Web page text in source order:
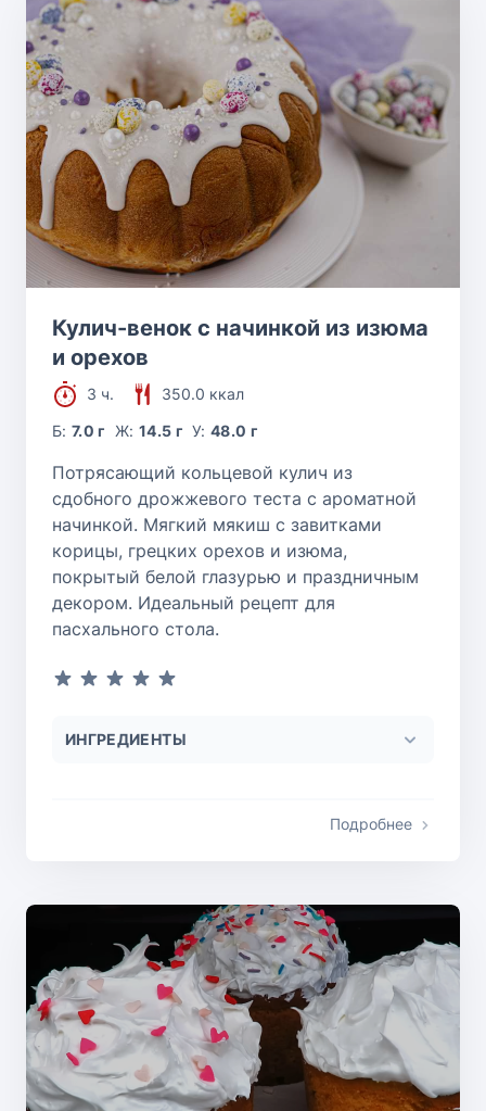
Кулич-венок с начинкой из изюма
и орехов
3 ч.
350.0 ккал
Б:7.0 г Ж: 14.5 г У:48.0 г
Потрясающий кольцевой кулич из
сдобного дрожжевого теста с ароматной
начинкой. Мягкий мякиш с завитками
корицы, грецких орехов и изюма,
покрытый белой глазурью и праздничным
декором. Идеальный рецепт для
пасхального стола.
ИНГРЕДИЕНТЫ
Подробнее